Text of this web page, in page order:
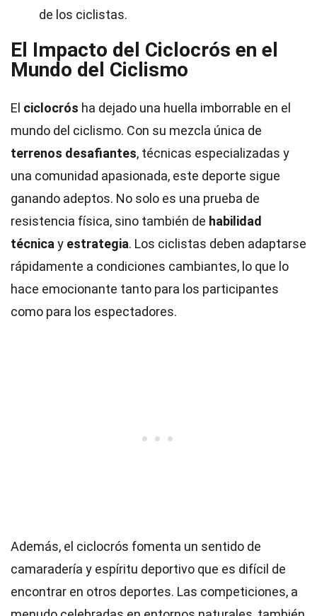
de los ciclistas.
El Impacto del Ciclocrós en el
Mundo del Ciclismo
El ciclocrós ha dejado una huella imborrable en el
mundo del ciclismo. Con su mezcla única de
terrenos desafiantes, técnicas especializadas y
una comunidad apasionada, este deporte sigue
ganando adeptos. No solo es una prueba de
resistencia física, sino también de habilidad
técnica y estrategia. Los ciclistas deben adaptarse
rápidamente a condiciones cambiantes, lo que lo
hace emocionante tanto para los participantes
como para los espectadores.
Además, el ciclocrós fomenta un sentido de
camaradería y espíritu deportivo que es difícil de
encontrar en otros deportes. Las competiciones, a